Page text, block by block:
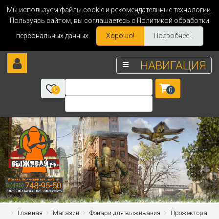
Мы используем файлы cookie и рекомендательные технологии.
Пользуясь сайтом, вы соглашаетесь с Политикой обработки
персональных данных.
Хорошо! Подробнее...
НАВИГАЦИЯ
0 0
Главная Магазин Фонари для выживания Прожектора